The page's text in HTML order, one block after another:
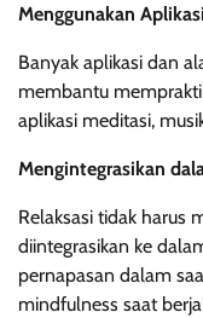
Menggunakan
Banyak aplikasi dan
membantu
aplikasi meditasi,
Mengintegrasikan
Relaksasi tidak harus
diintegrasikan ke
pernapasan dalam
mindfulness saat